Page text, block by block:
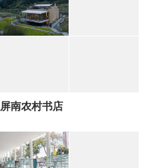
屏南农村书店